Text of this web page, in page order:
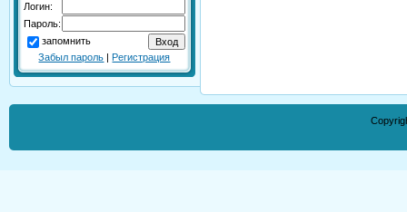
Логин:
Пароль:
запомнить
Забыл пароль
Регистрация